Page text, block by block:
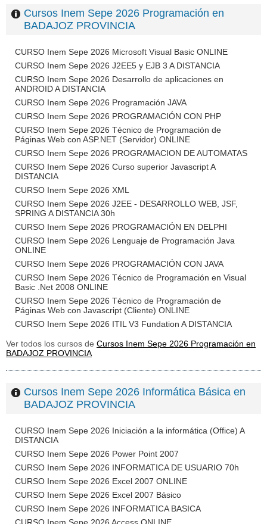
Cursos Inem Sepe 2026 Programación en
BADAJOZ PROVINCIA
CURSO Inem Sepe 2026 Microsoft Visual Basic ONLINE
CURSO Inem Sepe 2026 J2EE5 y EJB 3 A DISTANCIA
CURSO Inem Sepe 2026 Desarrollo de aplicaciones en
ANDROID A DISTANCIA
CURSO Inem Sepe 2026 Programación JAVA
CURSO Inem Sepe 2026 PROGRAMACIÓN CON PHP
CURSO Inem Sepe 2026 Técnico de Programación de
Páginas Web con ASP.NET (Servidor) ONLINE
CURSO Inem Sepe 2026 PROGRAMACION DE AUTOMATAS
CURSO Inem Sepe 2026 Curso superior Javascript A
DISTANCIA
CURSO Inem Sepe 2026 XML
CURSO Inem Sepe 2026 J2EE - DESARROLLO WEB, JSF,
SPRING A DISTANCIA 30h
CURSO Inem Sepe 2026 PROGRAMACIÓN EN DELPHI
CURSO Inem Sepe 2026 Lenguaje de Programación Java
ONLINE
CURSO Inem Sepe 2026 PROGRAMACIÓN CON JAVA
CURSO Inem Sepe 2026 Técnico de Programación en Visual
Basic .Net 2008 ONLINE
CURSO Inem Sepe 2026 Técnico de Programación de
Páginas Web con Javascript (Cliente) ONLINE
CURSO Inem Sepe 2026 ITIL V3 Fundation A DISTANCIA
Ver todos los cursos de Cursos Inem Sepe 2026 Programación en
BADAJOZ PROVINCIA
Cursos Inem Sepe 2026 Informática Básica en
BADAJOZ PROVINCIA
CURSO Inem Sepe 2026 Iniciación a la informática (Office) A
DISTANCIA
CURSO Inem Sepe 2026 Power Point 2007
CURSO Inem Sepe 2026 INFORMATICA DE USUARIO 70h
CURSO Inem Sepe 2026 Excel 2007 ONLINE
CURSO Inem Sepe 2026 Excel 2007 Básico
CURSO Inem Sepe 2026 INFORMATICA BASICA